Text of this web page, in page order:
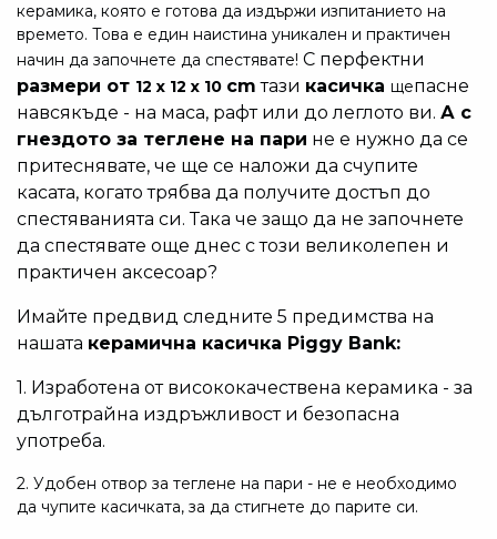
керамика, която е готова да издържи изпитанието на
времето. Това е един наистина уникален и практичен
начин да започнете да спестявате! С перфектни
размери от 12 x 12 x 10 cm тази касичка щепасне
навсякъде - на маса, рафт или до леглото ви. А с
гнездото за теглене на пари не е нужно да се
притеснявате, че ще се наложи да счупите
касата, когато трябва да получите достъп до
спестяванията си. Така че защо да не започнете
да спестявате още днес с този великолепен и
практичен аксесоар?
Имайте предвид следните 5 предимства на
нашата керамична касичка Piggy Bank:
1. Изработена от висококачествена керамика - за
дълготрайна издръжливост и безопасна
употреба.
2. Удобен отвор за теглене на пари - не е необходимо
да чупите касичката, за да стигнете до парите си.